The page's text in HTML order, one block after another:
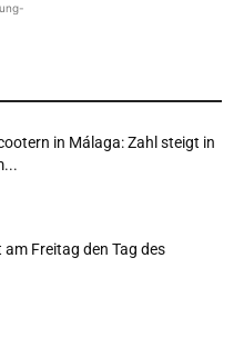
in Málaga: Zahl steigt in
Freitag den Tag des